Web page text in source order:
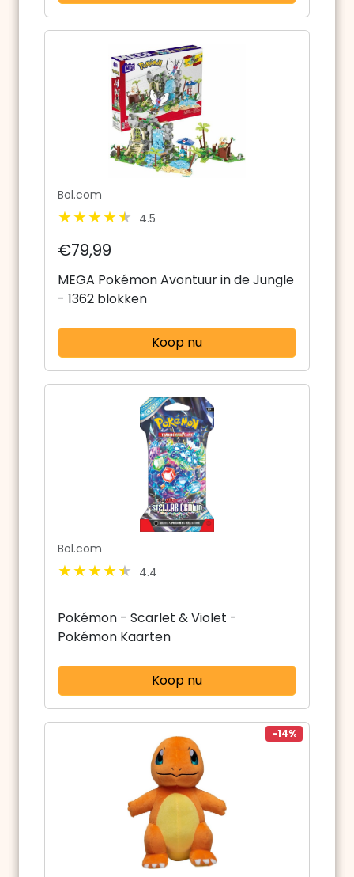
Bol.com
4.5
€79,99
MEGA Pokémon Avontuur in de Jungle
- 1362 blokken
Koop nu
Bol.com
4.4
Pokémon - Scarlet & Violet -
Pokémon Kaarten
Koop nu
-14%